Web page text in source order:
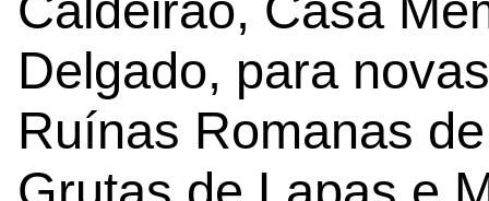
Delgado, para
Ruínas Romanas